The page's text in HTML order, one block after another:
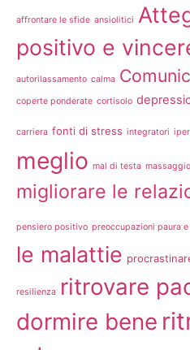
affrontare le sfide ansiolitici
positivo e
autorilassamento calma
coperte ponderate cortisolo
carriera fonti di stress integratori
meglio mal di testa massaggio
migliorare le
pensiero positivo preoccupazioni paura
le malattie
resilienza ritrovare
dormire bene